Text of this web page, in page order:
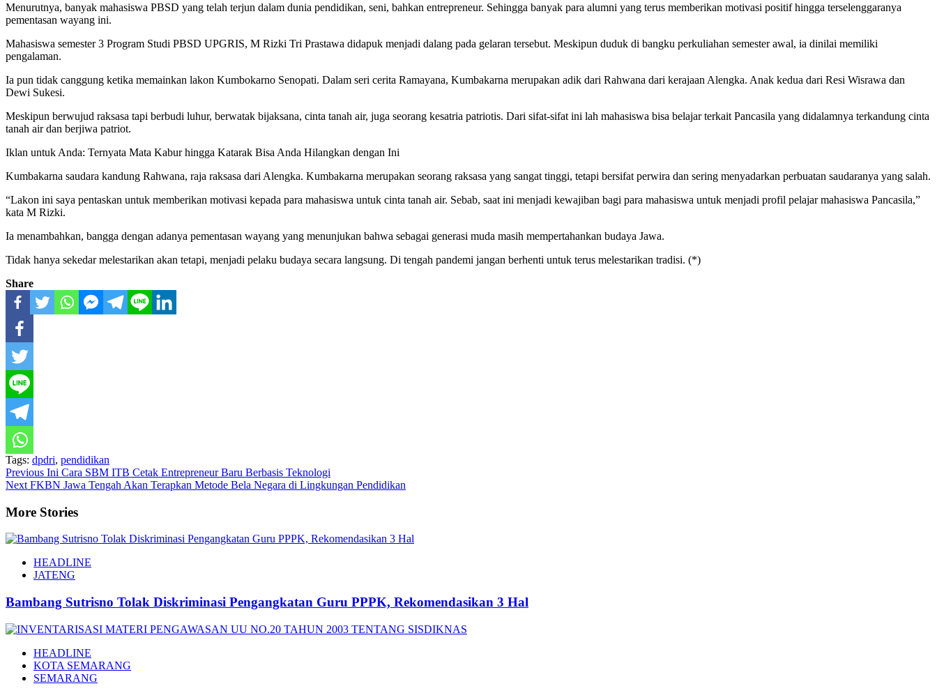
Menurutnya, banyak mahasiswa PBSD yang telah terjun dalam dunia pendidikan, seni, bahkan entrepreneur. Sehingga banyak para alumni yang terus memberikan motivasi positif hingga terselenggaranya
pementasan wayang ini.
Mahasiswa semester 3 Program Studi PBSD UPGRIS, M Rizki Tri Prastawa didapuk menjadi dalang pada gelaran tersebut. Meskipun duduk di bangku perkuliahan semester awal, ia dinilai memiliki
pengalaman.
Ia pun tidak canggung ketika memainkan lakon Kumbokarno Senopati. Dalam seri cerita Ramayana, Kumbakarna merupakan adik dari Rahwana dari kerajaan Alengka. Anak kedua dari Resi Wisrawa dan
Dewi Sukesi.
Meskipun berwujud raksasa tapi berbudi luhur, berwatak bijaksana, cinta tanah air, juga seorang kesatria patriotis. Dari sifat-sifat ini lah mahasiswa bisa belajar terkait Pancasila yang didalamnya terkandung cinta
tanah air dan berjiwa patriot.
Iklan untuk Anda: Ternyata Mata Kabur hingga Katarak Bisa Anda Hilangkan dengan Ini
Kumbakarna saudara kandung Rahwana, raja raksasa dari Alengka. Kumbakarna merupakan seorang raksasa yang sangat tinggi, tetapi bersifat perwira dan sering menyadarkan perbuatan saudaranya yang salah.
“Lakon ini saya pentaskan untuk memberikan motivasi kepada para mahasiswa untuk cinta tanah air. Sebab, saat ini menjadi kewajiban bagi para mahasiswa untuk menjadi profil pelajar mahasiswa Pancasila,”
kata M Rizki.
Ia menambahkan, bangga dengan adanya pementasan wayang yang menunjukan bahwa sebagai generasi muda masih mempertahankan budaya Jawa.
Tidak hanya sekedar melestarikan akan tetapi, menjadi pelaku budaya secara langsung. Di tengah pandemi jangan berhenti untuk terus melestarikan tradisi. (*)
Share
Tags: dpdri, pendidikan
Continue
Reading
Previous Ini Cara SBM ITB Cetak Entrepreneur Baru Berbasis Teknologi
Next FKBN Jawa Tengah Akan Terapkan Metode Bela Negara di Lingkungan Pendidikan
More Stories
HEADLINE
JATENG
Bambang Sutrisno Tolak Diskriminasi Pengangkatan Guru PPPK, Rekomendasikan 3 Hal
HEADLINE
KOTA SEMARANG
SEMARANG